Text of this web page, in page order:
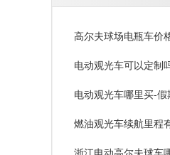
高尔夫球场电瓶车价
电动观光车可以定制
电动观光车哪里买-
燃油观光车续航里程